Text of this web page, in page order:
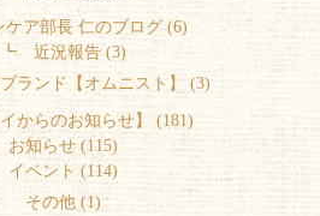
ア部長 仁のブログ (6)
┗ 近況報告 (3)
ランド【オムニスト】 (3)
からのお知らせ】 (181)
お知らせ (115)
イベント (114)
その他 (1)